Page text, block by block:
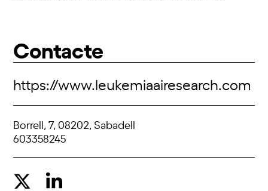
Contacte
https://www.leukemiaairesearch.com
Borrell, 7, 08202, Sabadell
603358245